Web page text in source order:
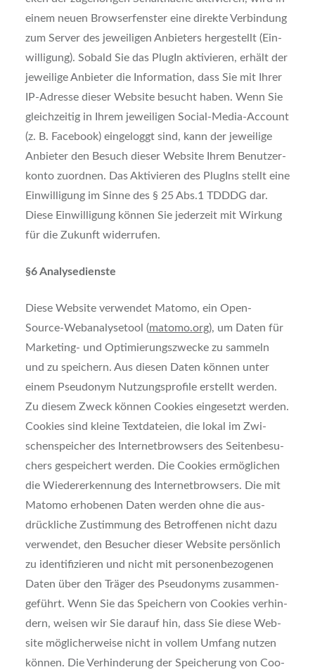
einem neu­en Brow­ser­fens­ter eine direk­te Ver­bin­dung
zum Ser­ver des jewei­li­gen Anbie­ters her­ge­stellt (Ein­
wil­li­gung). Sobald Sie das Plug­In akti­vie­ren, erhält der
jewei­li­ge Anbie­ter die Infor­ma­ti­on, dass Sie mit Ihrer
IP-Adres­se die­ser Web­site besucht haben. Wenn Sie
gleich­zei­tig in Ihrem jewei­li­gen Social-Media-Account
(z. B. Face­book) ein­ge­loggt sind, kann der jewei­li­ge
Anbie­ter den Besuch die­ser Web­site Ihrem Benut­zer­
kon­to zuord­nen. Das Akti­vie­ren des Plug­Ins stellt eine
Ein­wil­li­gung im Sin­ne des § 25 Abs.1 TDDDG dar.
Die­se Ein­wil­li­gung kön­nen Sie jeder­zeit mit Wir­kung
für die Zukunft wider­ru­fen.
§6 Ana­ly­se­diens­te
Die­se Web­site ver­wen­det Mato­mo, ein Open-
Source-Web­ana­ly­se­tool (matomo.org), um Daten für
Mar­ke­ting- und Opti­mie­rungs­zwe­cke zu sam­meln
und zu spei­chern. Aus die­sen Daten kön­nen unter
einem Pseud­onym Nut­zungs­pro­fi­le erstellt wer­den.
Zu die­sem Zweck kön­nen Coo­kies ein­ge­setzt wer­den.
Coo­kies sind klei­ne Text­da­tei­en, die lokal im Zwi­
schen­spei­cher des Inter­net­brow­sers des Sei­ten­be­su­
chers gespei­chert wer­den. Die Coo­kies ermög­li­chen
die Wie­der­erken­nung des Inter­net­brow­sers. Die mit
Mato­mo erho­be­nen Daten wer­den ohne die aus­
drück­li­che Zustim­mung des Betrof­fe­nen nicht dazu
ver­wen­det, den Besu­cher die­ser Web­site per­sön­lich
zu iden­ti­fi­zie­ren und nicht mit per­so­nen­be­zo­ge­nen
Daten über den Trä­ger des Pseud­onyms zusam­men­
ge­führt. Wenn Sie das Spei­chern von Coo­kies ver­hin­
dern, wei­sen wir Sie dar­auf hin, dass Sie die­se Web­
site mög­li­cher­wei­se nicht in vol­lem Umfang nut­zen
kön­nen. Die Ver­hin­de­rung der Spei­che­rung von Coo­